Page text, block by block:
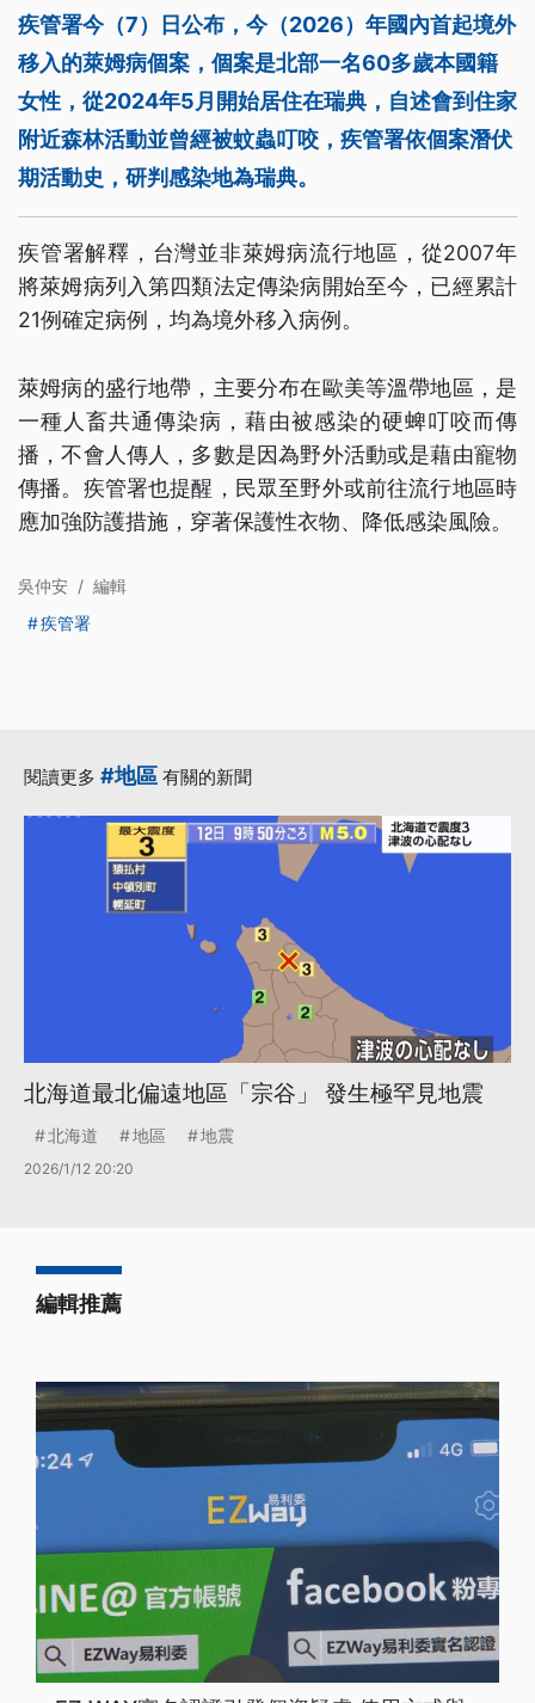
疾管署今（7）日公布，今（2026）年國內首起境外
移入的萊姆病個案，個案是北部一名60多歲本國籍
女性，從2024年5月開始居住在瑞典，自述會到住家
附近森林活動並曾經被蚊蟲叮咬，疾管署依個案潛伏
期活動史，研判感染地為瑞典。
疾管署解釋，台灣並非萊姆病流行地區，從2007年
將萊姆病列入第四類法定傳染病開始至今，已經累計
21例確定病例，均為境外移入病例。
萊姆病的盛行地帶，主要分布在歐美等溫帶地區，是
一種人畜共通傳染病，藉由被感染的硬蜱叮咬而傳
播，不會人傳人，多數是因為野外活動或是藉由寵物
傳播。疾管署也提醒，民眾至野外或前往流行地區時
應加強防護措施，穿著保護性衣物、降低感染風險。
吳仲安 / 編輯
疾管署
閱讀更多 #地區 有關的新聞
北海道最北偏遠地區「宗谷」 發生極罕見地震
北海道 地區 地震
2026/1/12 20:20
編輯推薦